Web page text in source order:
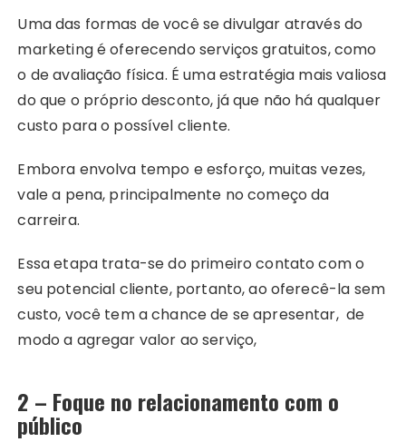
Uma das formas de você se divulgar através do
marketing é oferecendo serviços gratuitos, como
o de avaliação física. É uma estratégia mais valiosa
do que o próprio desconto, já que não há qualquer
custo para o possível cliente.
Embora envolva tempo e esforço, muitas vezes,
vale a pena, principalmente no começo da
carreira.
Essa etapa trata-se do primeiro contato com o
seu potencial cliente, portanto, ao oferecê-la sem
custo, você tem a chance de se apresentar, de
modo a agregar valor ao serviço,
2 – Foque no relacionamento com o
público